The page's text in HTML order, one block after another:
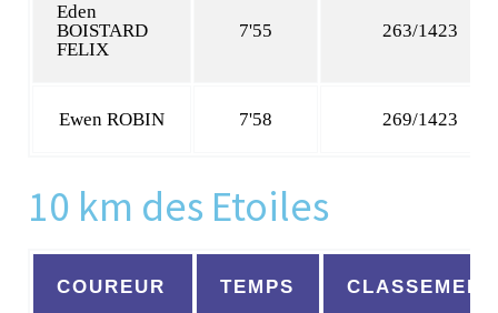
Eden
BOISTARD
FELIX
7'55 263/1423
Ewen ROBIN 7'58 269/1423
10 km des Etoiles
COUREUR TEMPS CLASSEMENT